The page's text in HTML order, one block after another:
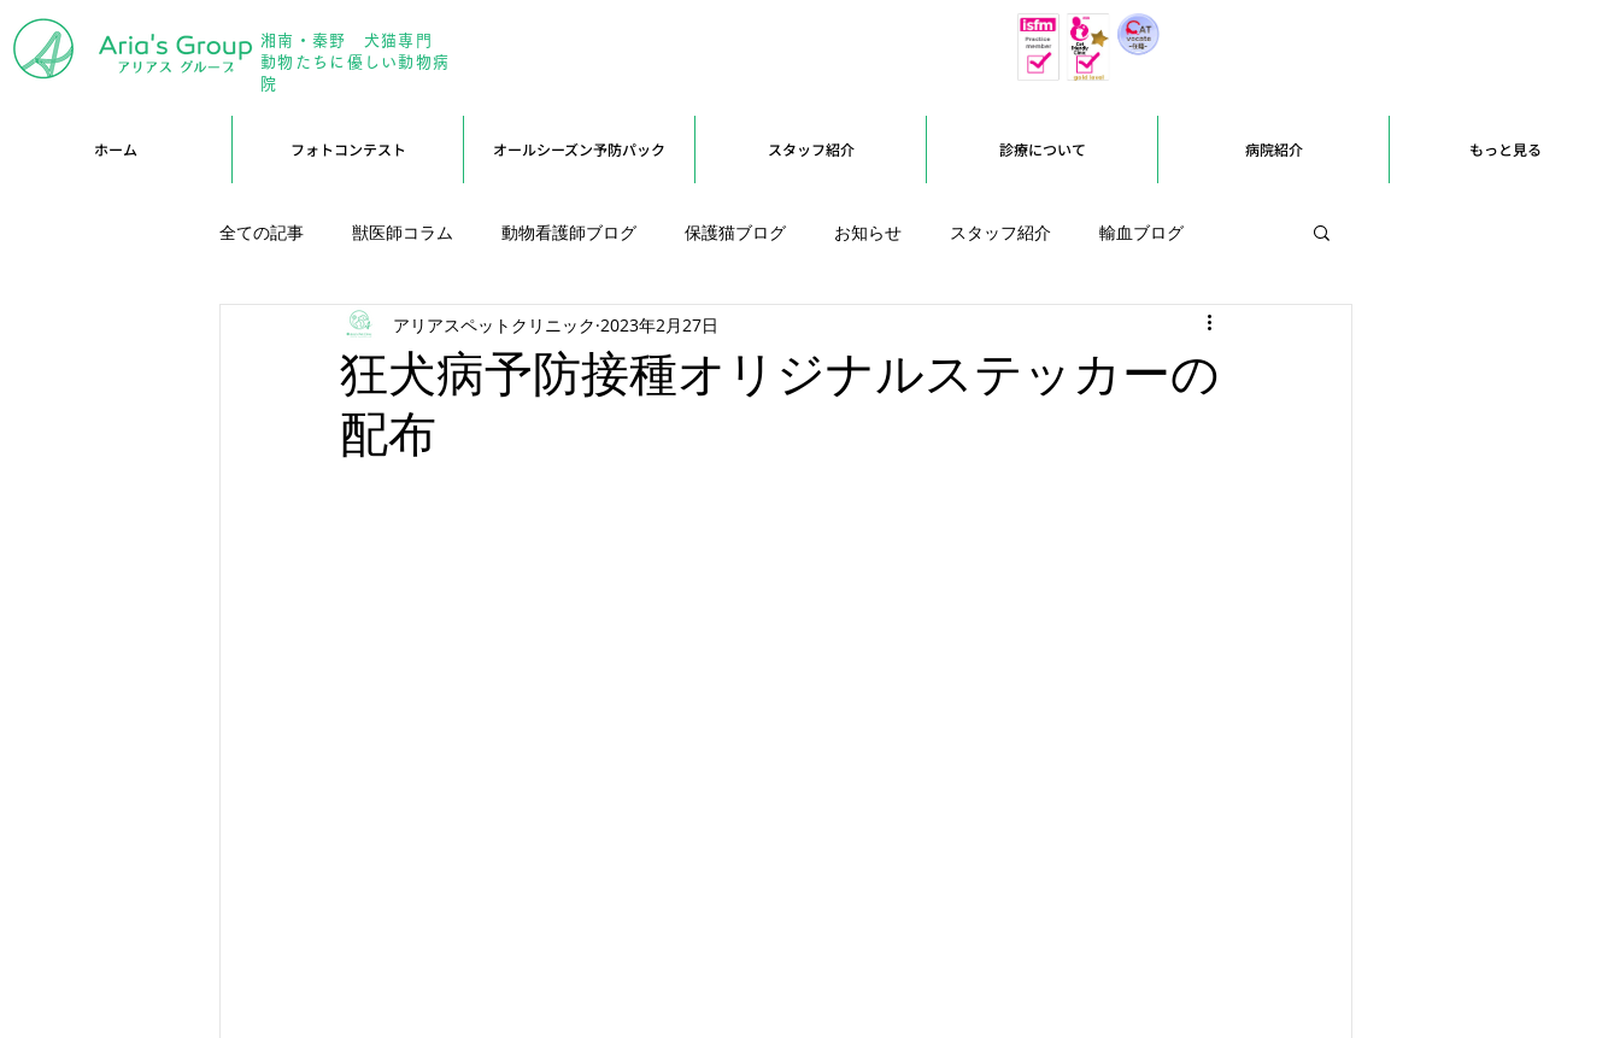
湘南・秦野 犬猫専門
動物たちに優しい動物病
院
ホーム フォトコンテスト オールシーズン予防パック スタッフ紹介 診療について 病院紹介 もっと見る
全ての記事 獣医師コラム 動物看護師ブログ 保護猫ブログ お知らせ スタッフ紹介 輸血ブログ
アリーブログ Branブログ オープンに向けて
狂犬病予防接種オリジナルステッカーの
配布
アリアスペットクリニック 2023年2月27日